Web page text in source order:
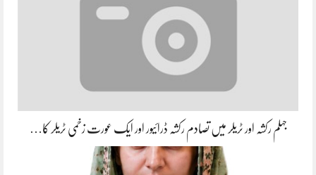
جہلم رکشہ اور ٹریلر میں تصادم رکشہ ڈرائیور اور ایک عورت زخمی ٹریلر کا…